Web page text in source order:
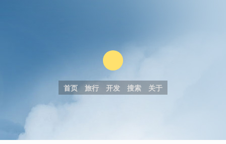
首页 旅行 开发 搜索 关于